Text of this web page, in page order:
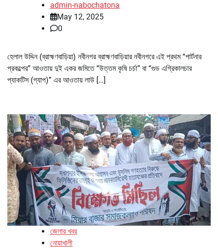
admin-nabochatona
May 12, 2025
0
হেলাল উদ্দিন (ব্রাহ্মণবাড়িয়া) নবীনগর ব্রাহ্মণবাড়িয়ার নবীনগরে এই প্রথম “পার্টনার
প্রকল্পের” আওতায় দুই একর জমিতে “উত্তম কৃষি চর্চা” বা “গুড এগ্রিকালচার
প্যাকটিস (গ্যাপ)” এর আওতায় লাউ […]
জেলার খবর
নোয়াখালী